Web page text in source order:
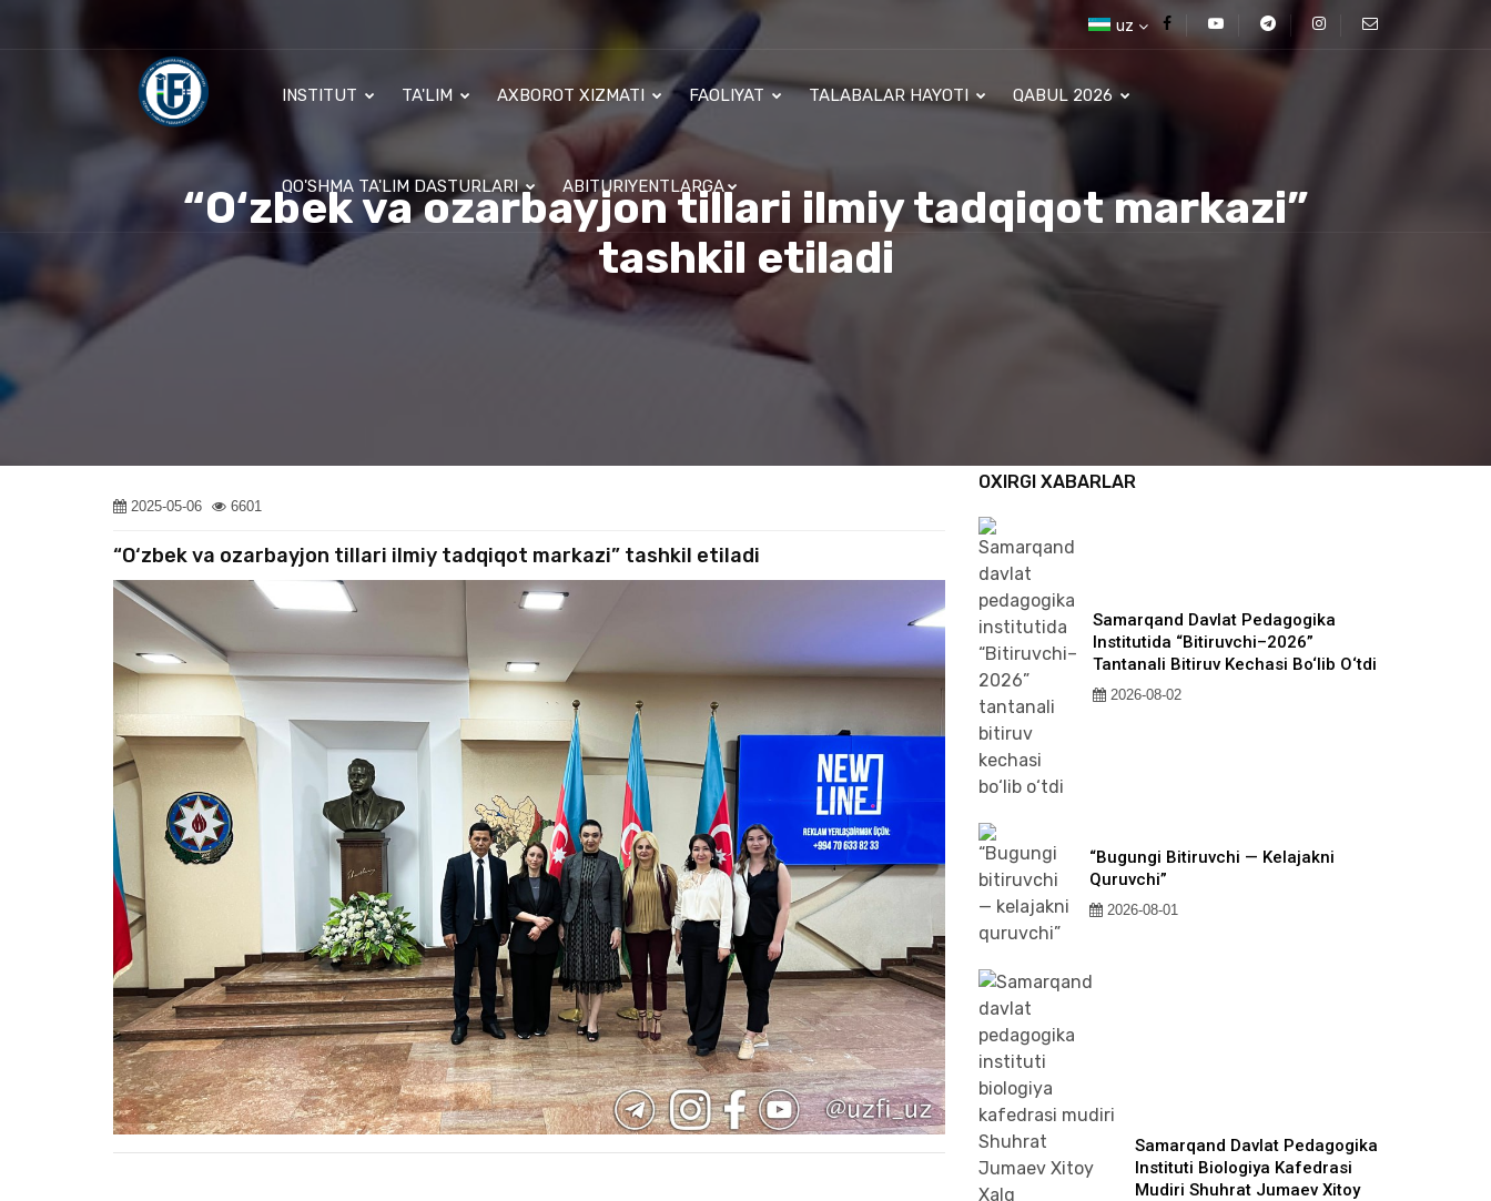
uz
INSTITUT TA'LIM AXBOROT XIZMATI FAOLIYAT TALABALAR HAYOTI QABUL 2026
QO'SHMA TA'LIM DASTURLARI ABITURIYENTLARGA
“O‘zbek va ozarbayjon tillari ilmiy tadqiqot markazi”
tashkil etiladi
2025-05-06 6601
“O‘zbek va ozarbayjon tillari ilmiy tadqiqot markazi” tashkil etiladi
OXIRGI XABARLAR
Samarqand Davlat Pedagogika
Institutida “Bitiruvchi–2026”
Tantanali Bitiruv Kechasi Bo‘lib O‘tdi
2026-08-02
“Bugungi Bitiruvchi — Kelajakni
Quruvchi”
2026-08-01
Samarqand Davlat Pedagogika
Instituti Biologiya Kafedrasi
Mudiri Shuhrat Jumaev Xitoy